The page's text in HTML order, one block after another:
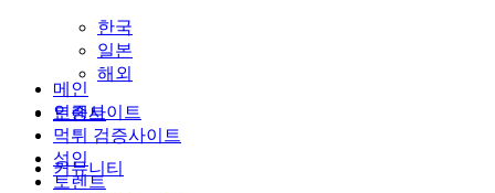
한국
일본
해외
토렌트
커뮤니티
메인
인증사이트
먹튀 검증사이트
성인
토렌트